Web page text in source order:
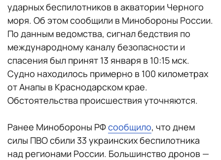
ударных беспилотников в акватории Черного
моря. Об этом сообщили в Минобороны России.
По данным ведомства, сигнал бедствия по
международному каналу безопасности и
спасения был принят 13 января в 10:15 мск.
Судно находилось примерно в 100 километрах
от Анапы в Краснодарском крае.
Обстоятельства происшествия уточняются.
Ранее Минобороны РФсообщило, что днем
силы ПВО сбили 33 украинских беспилотника
над регионами России. Большинство дронов —